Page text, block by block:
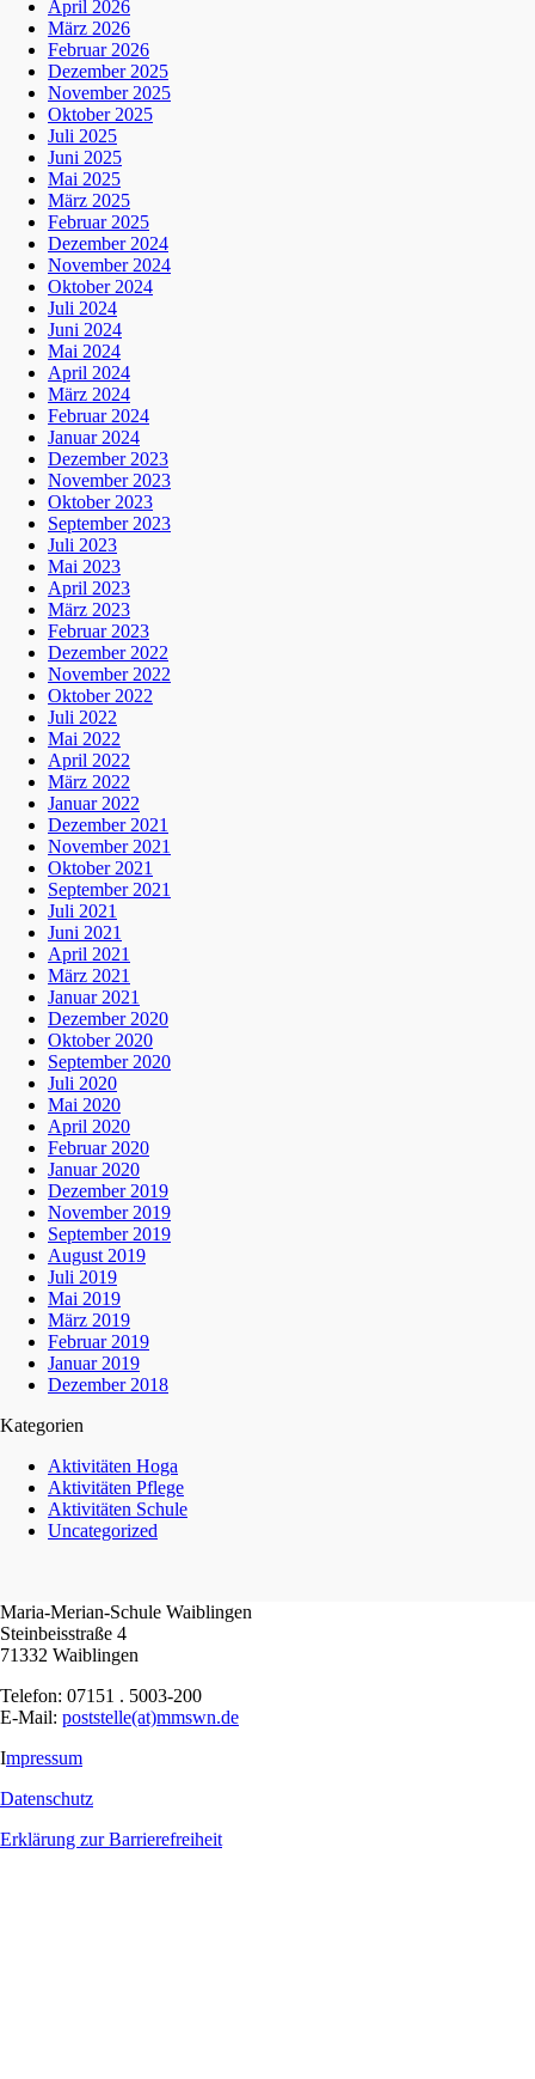
April 2026
März 2026
Februar 2026
Dezember 2025
November 2025
Oktober 2025
Juli 2025
Juni 2025
Mai 2025
März 2025
Februar 2025
Dezember 2024
November 2024
Oktober 2024
Juli 2024
Juni 2024
Mai 2024
April 2024
März 2024
Februar 2024
Januar 2024
Dezember 2023
November 2023
Oktober 2023
September 2023
Juli 2023
Mai 2023
April 2023
März 2023
Februar 2023
Dezember 2022
November 2022
Oktober 2022
Juli 2022
Mai 2022
April 2022
März 2022
Januar 2022
Dezember 2021
November 2021
Oktober 2021
September 2021
Juli 2021
Juni 2021
April 2021
März 2021
Januar 2021
Dezember 2020
Oktober 2020
September 2020
Juli 2020
Mai 2020
April 2020
Februar 2020
Januar 2020
Dezember 2019
November 2019
September 2019
August 2019
Juli 2019
Mai 2019
März 2019
Februar 2019
Januar 2019
Dezember 2018
Kategorien
Aktivitäten Hoga
Aktivitäten Pflege
Aktivitäten Schule
Uncategorized
Maria-Merian-Schule Waiblingen
Steinbeisstraße 4
71332 Waiblingen
Telefon: 07151 . 5003-200
E-Mail: poststelle(at)mmswn.de
Impressum
Datenschutz
Erklärung zur Barrierefreiheit